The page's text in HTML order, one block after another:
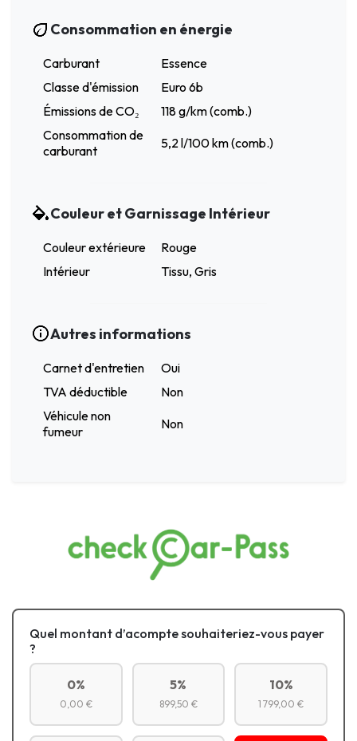
Consommation en énergie
Carburant
Essence
Classe d'émission
Euro 6b
Émissions de CO₂
118 g/km (comb.)
Consommation de
carburant
5,2 l/100 km (comb.)
Couleur et Garnissage Intérieur
Couleur extérieure
Rouge
Intérieur
Tissu, Gris
Autres informations
Carnet d'entretien
Oui
TVA déductible
Non
Véhicule non
fumeur
Non
Quel montant d’acompte souhaiteriez-vous payer
?
0%
0,00 €
5%
899,50 €
10%
1 799,00 €